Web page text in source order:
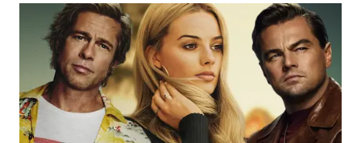
Polvilhar sal e deixar a esponja abafada
reduz bastante o efeito.